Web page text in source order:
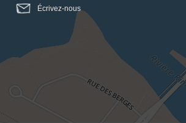
Écrivez-nous